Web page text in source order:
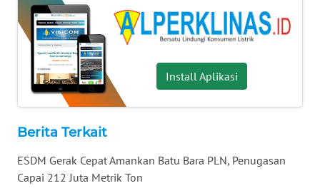
Install Aplikasi
Berita Terkait
ESDM Gerak Cepat Amankan Batu Bara PLN, Penugasan
Capai 212 Juta Metrik Ton
SUMSEL
WN
BENGKULU
WN
JATENG